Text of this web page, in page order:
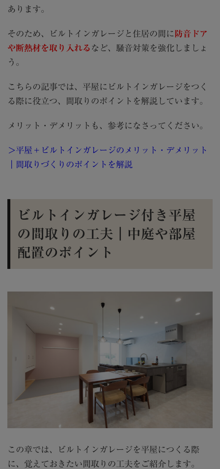
あります。
そのため、ビルトインガレージと住居の間に 防音ドア
や断熱材を取り入れる など、騒音対策を強化しましょ
う。
こちらの記事では、平屋にビルトインガレージをつく
る際に役立つ、間取りのポイントを解説しています。
メリット・デメリットも、参考になさってください。
＞平屋＋ビルトインガレージのメリット・デメリット
｜間取りづくりのポイントを解説
ビルトインガレージ付き平屋
の間取りの工夫｜中庭や部屋
配置のポイント
この章では、ビルトインガレージを平屋につくる際
に、覚えておきたい間取りの工夫をご紹介します。